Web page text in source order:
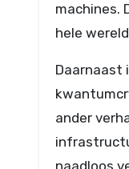
machines.
hele
Daarnaast
ander